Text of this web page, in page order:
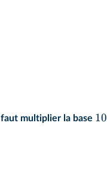
multiplier la base 10